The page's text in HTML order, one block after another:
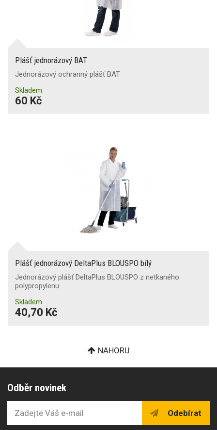
Plášť jednorázový BAT
Jednorázový ochranný plášť BAT
Skladem
60 Kč
Plášť jednorázový DeltaPlus BLOUSPO bílý
Jednorázový plášť DeltaPlus BLOUSPO z netkaného
polypropylenu
Skladem
40,70 Kč
NAHORU
Odběr novinek
Odebírat